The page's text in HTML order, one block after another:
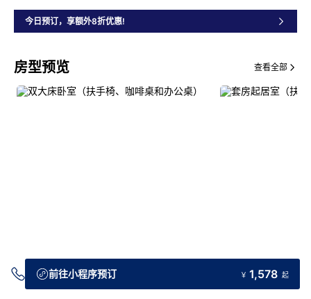
今日预订，享额外8折优惠!
房型预览 查看全部
交通指引前往小程序预订 ￥ 1,578 起